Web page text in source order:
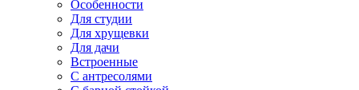
Особенности
Для студии
Для хрущевки
Для дачи
Встроенные
С антресолями